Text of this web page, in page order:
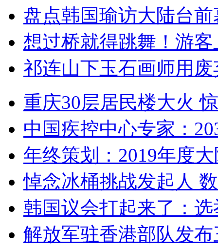
盘点韩国瑜访大陆台
想过桥就得跳舞！游客
祁连山下玉石画师用
重庆30层居民楼大火
中国疾控中心专家：
年终策划：2019年度
悼念冰桶挑战发起人
韩国议会打起来了：
解放军驻香港部队发